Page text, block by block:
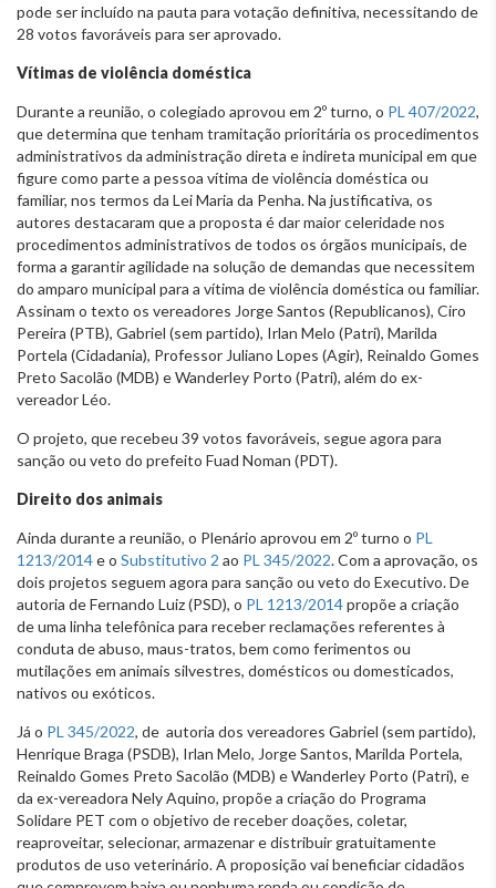
pode ser incluído na pauta para votação definitiva, necessitando de
28 votos favoráveis para ser aprovado.
Vítimas de violência doméstica
Durante a reunião, o colegiado aprovou em 2º turno, o PL 407/2022,
que determina que tenham tramitação prioritária os procedimentos
administrativos da administração direta e indireta municipal em que
figure como parte a pessoa vítima de violência doméstica ou
familiar, nos termos da Lei Maria da Penha. Na justificativa, os
autores destacaram que a proposta é dar maior celeridade nos
procedimentos administrativos de todos os órgãos municipais, de
forma a garantir agilidade na solução de demandas que necessitem
do amparo municipal para a vítima de violência doméstica ou familiar.
Assinam o texto os vereadores Jorge Santos (Republicanos), Ciro
Pereira (PTB), Gabriel (sem partido), Irlan Melo (Patri), Marilda
Portela (Cidadania), Professor Juliano Lopes (Agir), Reinaldo Gomes
Preto Sacolão (MDB) e Wanderley Porto (Patri), além do ex-
vereador Léo.
O projeto, que recebeu 39 votos favoráveis, segue agora para
sanção ou veto do prefeito Fuad Noman (PDT).
Direito dos animais
Ainda durante a reunião, o Plenário aprovou em 2º turno o PL
1213/2014e o Substitutivo 2 ao PL 345/2022. Com a aprovação, os
dois projetos seguem agora para sanção ou veto do Executivo. De
autoria de Fernando Luiz (PSD), o PL 1213/2014propõe a criação
de uma linha telefônica para receber reclamações referentes à
conduta de abuso, maus-tratos, bem como ferimentos ou
mutilações em animais silvestres, domésticos ou domesticados,
nativos ou exóticos.
Já o PL 345/2022, de autoria dos vereadores Gabriel (sem partido),
Henrique Braga (PSDB), Irlan Melo, Jorge Santos, Marilda Portela,
Reinaldo Gomes Preto Sacolão (MDB) e Wanderley Porto (Patri), e
da ex-vereadora Nely Aquino, propõe a criação do Programa
Solidare PET com o objetivo de receber doações, coletar,
reaproveitar, selecionar, armazenar e distribuir gratuitamente
produtos de uso veterinário. A proposição vai beneficiar cidadãos